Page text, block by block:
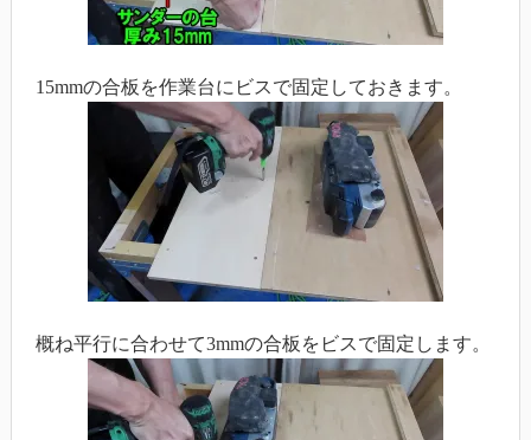
15mmの合板を作業台にビスで固定しておきます。
概ね平行に合わせて3mmの合板をビスで固定します。